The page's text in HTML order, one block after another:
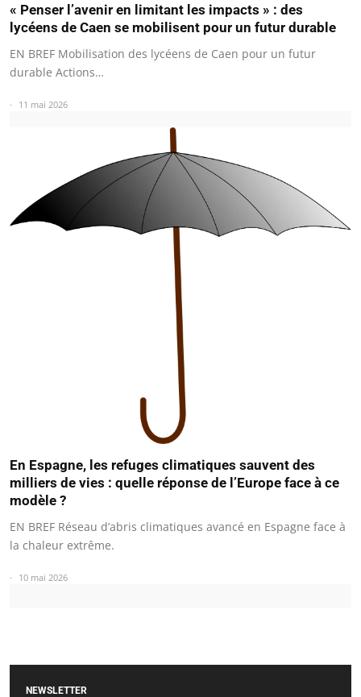
« Penser l’avenir en limitant les impacts » : des
lycéens de Caen se mobilisent pour un futur durable
EN BREF Mobilisation des lycéens de Caen pour un futur
durable Actions…
11 mai 2026
En Espagne, les refuges climatiques sauvent des
milliers de vies : quelle réponse de l’Europe face à ce
modèle ?
EN BREF Réseau d’abris climatiques avancé en Espagne face à
la chaleur extrême.
10 mai 2026
NEWSLETTER